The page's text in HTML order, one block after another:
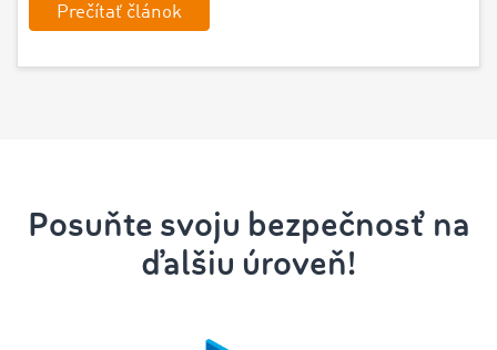
Prečítať článok
Posuňte svoju bezpečnosť na
ďalšiu úroveň!